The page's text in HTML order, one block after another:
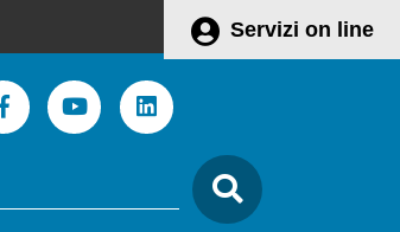
Servizi on line
FacebookYoutubeLinkedin